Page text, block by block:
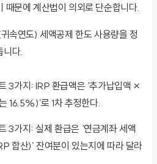
때문에 계산법이 의외로 단순합니다.
속연도) 세액공제 한도 사용량을 정
다.
3가지: IRP 환급액은 ‘추가납입액 ×
16.5%)’로 1차 추정한다.
3가지: 실제 환급은 ‘연금계좌 세액
합산)’ 잔여분이 있는지에 따라 달라